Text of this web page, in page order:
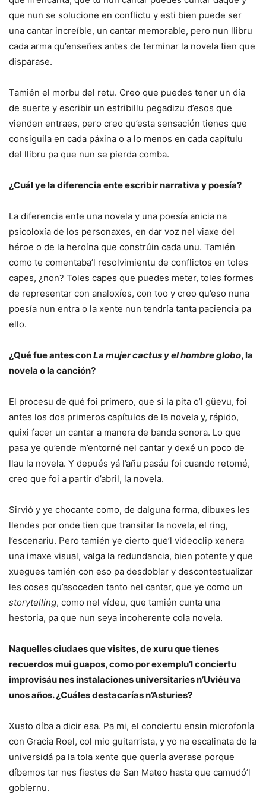
que nun se solucione en conflictu y esti bien puede ser
una cantar increíble, un cantar memorable, pero nun llibru
cada arma qu’enseñes antes de terminar la novela tien que
disparase.
Tamién el morbu del retu. Creo que puedes tener un día
de suerte y escribir un estribillu pegadizu d’esos que
vienden entraes, pero creo qu’esta sensación tienes que
consiguila en cada páxina o a lo menos en cada capítulu
del llibru pa que nun se pierda comba.
¿Cuál ye la diferencia ente escribir narrativa y poesía?
La diferencia ente una novela y una poesía anicia na
psicoloxía de los personaxes, en dar voz nel viaxe del
héroe o de la heroína que constrúin cada unu. Tamién
como te comentaba’l resolvimientu de conflictos en toles
capes, ¿non? Toles capes que puedes meter, toles formes
de representar con analoxíes, con too y creo qu’eso nuna
poesía nun entra o la xente nun tendría tanta paciencia pa
ello.
¿Qué fue antes conLa mujer cactus y el hombre globo, la
novela o la canción?
El procesu de qué foi primero, que si la pita o’l güevu, foi
antes los dos primeros capítulos de la novela y, rápido,
quixi facer un cantar a manera de banda sonora. Lo que
pasa ye qu’ende m’entorné nel cantar y dexé un poco de
llau la novela. Y depués yá l’añu pasáu foi cuando retomé,
creo que foi a partir d’abril, la novela.
Sirvió y ye chocante como, de dalguna forma, dibuxes les
llendes por onde tien que transitar la novela, el ring,
l’escenariu. Pero tamién ye cierto que’l videoclip xenera
una imaxe visual, valga la redundancia, bien potente y que
xuegues tamién con eso pa desdoblar y descontestualizar
les coses qu’asoceden tanto nel cantar, que ye como un
storytelling, como nel vídeu, que tamién cunta una
hestoria, pa que nun seya incoherente cola novela.
Naquelles ciudaes que visites, de xuru que tienes
recuerdos mui guapos, como por exemplu’l conciertu
improvisáu nes instalaciones universitaries n’Uviéu va
unos años. ¿Cuáles destacarías n’Asturies?
Xusto díba a dicir esa. Pa mi, el conciertu ensin microfonía
con Gracia Roel, col mio guitarrista, y yo na escalinata de la
universidá pa la tola xente que quería averase porque
díbemos tar nes fiestes de San Mateo hasta que camudó’l
gobiernu.